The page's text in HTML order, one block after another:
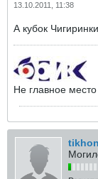
13.10.2011, 11:38
А кубок
Не главное
tikhon